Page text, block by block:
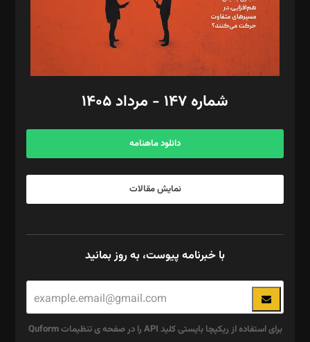
فیلمبرداری و عکاسی: امیر شفیعی، مانی لطفی زاده
گرافیک و صفحه‌آرایی: سید‌سبحان‌علی ثابت
مد‌یر توسعه تجاری: کامبیز برید‌
امور مالی: شاپور رهبری، محمد‌ کاظمی‌نیا
آگهی و مشترکین: ۰۹۱۹۹۹۹۰۴۵۴
شماره ۱۴۷ - مرداد ۱۴۰۵
دانلود ماهنامه
نمایش مقالات
با خبرنامه پیوست، به روز بمانید
برای استفاده از ریکپچا بایستی کلید API را در صفحه ی تنظیمات Quform